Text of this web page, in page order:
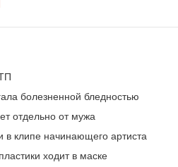
болезненной бледностью
отдельно от мужа
в клипе начинающего артиста
ходит в маске